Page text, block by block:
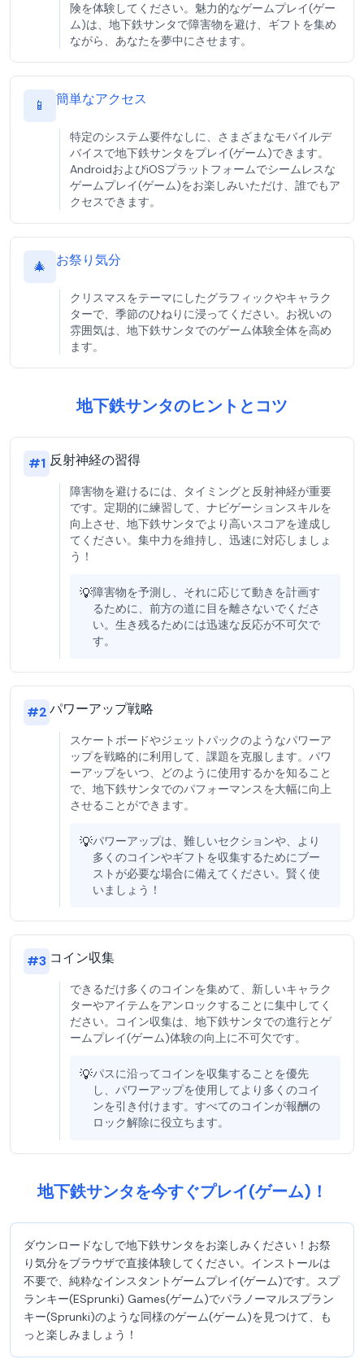
険を体験してください。魅力的なゲームプレイ(ゲー
ム)は、地下鉄サンタで障害物を避け、ギフトを集め
ながら、あなたを夢中にさせます。
📱 簡単なアクセス
特定のシステム要件なしに、さまざまなモバイルデ
バイスで地下鉄サンタをプレイ(ゲーム)できます。
AndroidおよびiOSプラットフォームでシームレスな
ゲームプレイ(ゲーム)をお楽しみいただけ、誰でもア
クセスできます。
🎄 お祭り気分
クリスマスをテーマにしたグラフィックやキャラク
ターで、季節のひねりに浸ってください。お祝いの
雰囲気は、地下鉄サンタでのゲーム体験全体を高め
ます。
地下鉄サンタのヒントとコツ
#1 反射神経の習得
障害物を避けるには、タイミングと反射神経が重要
です。定期的に練習して、ナビゲーションスキルを
向上させ、地下鉄サンタでより高いスコアを達成し
てください。集中力を維持し、迅速に対応しましょ
う！
💡障害物を予測し、それに応じて動きを計画す
るために、前方の道に目を離さないでくださ
い。生き残るためには迅速な反応が不可欠で
す。
#2パワーアップ戦略
スケートボードやジェットパックのようなパワーア
ップを戦略的に利用して、課題を克服します。パワ
ーアップをいつ、どのように使用するかを知ること
で、地下鉄サンタでのパフォーマンスを大幅に向上
させることができます。
💡パワーアップは、難しいセクションや、より
多くのコインやギフトを収集するためにブー
ストが必要な場合に備えてください。賢く使
いましょう！
#3 コイン収集
できるだけ多くのコインを集めて、新しいキャラク
ターやアイテムをアンロックすることに集中してく
ださい。コイン収集は、地下鉄サンタでの進行とゲ
ームプレイ(ゲーム)体験の向上に不可欠です。
💡パスに沿ってコインを収集することを優先
し、パワーアップを使用してより多くのコイ
ンを引き付けます。すべてのコインが報酬の
ロック解除に役立ちます。
地下鉄サンタを今すぐプレイ(ゲーム)！
ダウンロードなしで地下鉄サンタをお楽しみください！お祭
り気分をブラウザで直接体験してください。インストールは
不要で、純粋なインスタントゲームプレイ(ゲーム)です。スプ
ランキー(ESprunki) Games(ゲーム)でパラノーマルスプラン
キー(Sprunki)のような同様のゲーム(ゲーム)を見つけて、も
っと楽しみましょう！